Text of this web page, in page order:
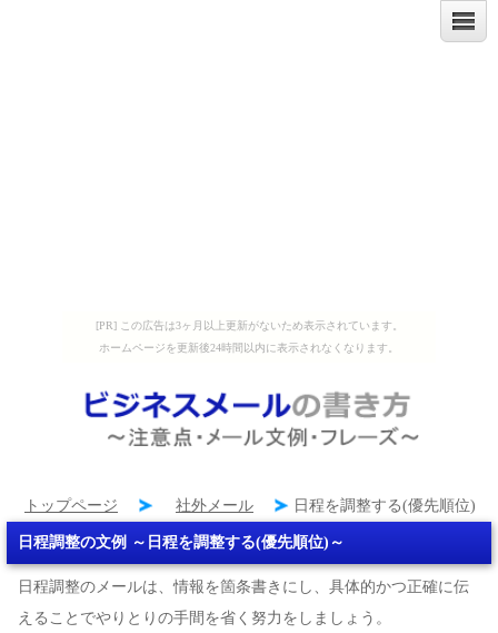
[PR] この広告は3ヶ月以上更新がないため表示されています。
ホームページを更新後24時間以内に表示されなくなります。
トップページ 社外メール 日程を調整する(優先順位)
日程調整の文例 ～日程を調整する(優先順位)～
日程調整のメールは、情報を箇条書きにし、具体的かつ正確に伝
えることでやりとりの手間を省く努力をしましょう。